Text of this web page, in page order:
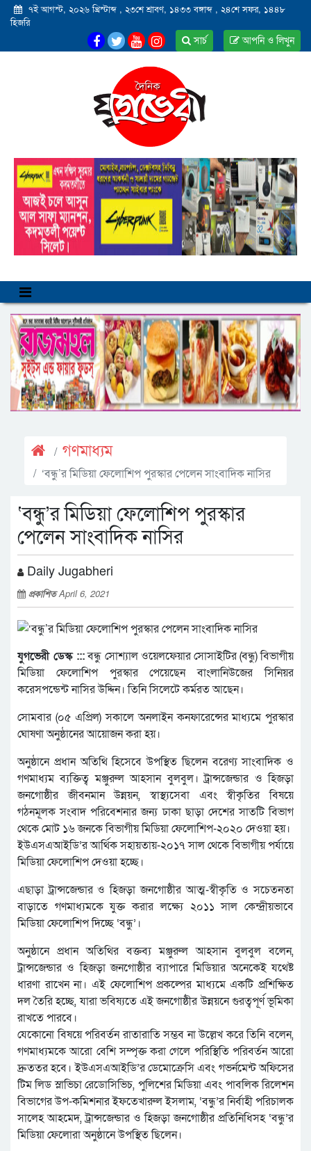
৭ই আগস্ট, ২০২৬ খ্রিস্টাব্দ , ২৩শে শ্রাবণ, ১৪৩৩ বঙ্গাব্দ , ২৪শে সফর, ১৪৪৮
হিজরি
আপনি ও লিখুন
সার্চ
গণমাধ্যম
‘বন্ধু’র মিডিয়া ফেলোশিপ পুরস্কার পেলেন সাংবাদিক নাসির
‘বন্ধু’র মিডিয়া ফেলোশিপ পুরস্কার
পেলেন সাংবাদিক নাসির
Daily Jugabheri
প্রকাশিতApril 6, 2021
যুগভেরী ডেস্ক :::বন্ধু সোশ্যাল ওয়েলফেয়ার সোসাইটির (বন্ধু) বিভাগীয়
মিডিয়া ফেলোশিপ পুরস্কার পেয়েছেন বাংলানিউজের সিনিয়র
করেসপন্ডেন্ট নাসির উদ্দিন। তিনি সিলেটে কর্মরত আছেন।
সোমবার (০৫ এপ্রিল) সকালে অনলাইন কনফারেন্সের মাধ্যমে পুরস্কার
ঘোষণা অনুষ্ঠানের আয়োজন করা হয়।
অনুষ্ঠানে প্রধান অতিথি হিসেবে উপস্থিত ছিলেন বরেণ্য সাংবাদিক ও
গণমাধ্যম ব্যক্তিত্ব মঞ্জুরুল আহসান বুলবুল। ট্রান্সজেন্ডার ও হিজড়া
জনগোষ্ঠীর জীবনমান উন্নয়ন, স্বাস্থ্যসেবা এবং স্বীকৃতির বিষয়ে
গঠনমূলক সংবাদ পরিবেশনার জন্য ঢাকা ছাড়া দেশের সাতটি বিভাগ
থেকে মোট ১৬ জনকে বিভাগীয় মিডিয়া ফেলোশিপ-২০২০ দেওয়া হয়।
ইউএসএআইডি’র আর্থিক সহায়তায়-২০১৭ সাল থেকে বিভাগীয় পর্যায়ে
মিডিয়া ফেলোশিপ দেওয়া হচ্ছে।
এছাড়া ট্রান্সজেন্ডার ও হিজড়া জনগোষ্ঠীর আত্ম-স্বীকৃতি ও সচেতনতা
বাড়াতে গণমাধ্যমকে যুক্ত করার লক্ষ্যে ২০১১ সাল কেন্দ্রীয়ভাবে
মিডিয়া ফেলোশিপ দিচ্ছে ‘বন্ধু’।
অনুষ্ঠানে প্রধান অতিথির বক্তব্য মঞ্জুরুল আহসান বুলবুল বলেন,
ট্রান্সজেন্ডার ও হিজড়া জনগোষ্ঠীর ব্যাপারে মিডিয়ার অনেকেই যথেষ্ট
ধারণা রাখেন না। এই ফেলোশিপ প্রকল্পের মাধ্যমে একটি প্রশিক্ষিত
দল তৈরি হচ্ছে, যারা ভবিষ্যতে এই জনগোষ্ঠীর উন্নয়নে গুরত্বপূর্ণ ভূমিকা
রাখতে পারবে।
যেকোনো বিষয়ে পরিবর্তন রাতারাতি সম্ভব না উল্লেখ করে তিনি বলেন,
গণমাধ্যমকে আরো বেশি সম্পৃক্ত করা গেলে পরিস্থিতি পরিবর্তন আরো
দ্রুততর হবে। ইউএসএআইডি’র ডেমোক্রেসি এবং গভর্নমেন্ট অফিসের
টিম লিড স্লাভিচা রেডোসিভিচ, পুলিশের মিডিয়া এবং পাবলিক রিলেশন
বিভাগের উপ-কমিশনার ইফতেখারুল ইসলাম, ‘বন্ধু’র নির্বাহী পরিচালক
সালেহ আহমেদ, ট্রান্সজেন্ডার ও হিজড়া জনগোষ্ঠীর প্রতিনিধিসহ ‘বন্ধু’র
মিডিয়া ফেলোরা অনুষ্ঠানে উপস্থিত ছিলেন।